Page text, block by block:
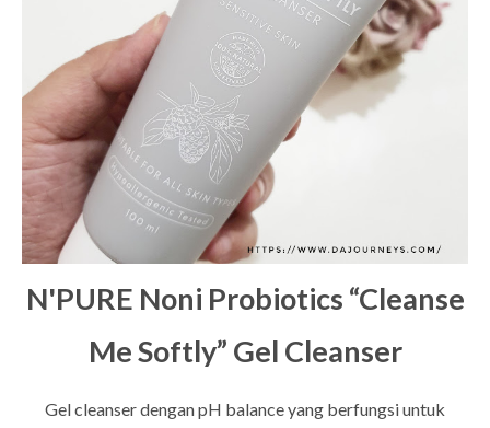
N'PURE Noni Probiotics “Cleanse
Me Softly” Gel Cleanser
Gel cleanser dengan pH balance yang berfungsi untuk